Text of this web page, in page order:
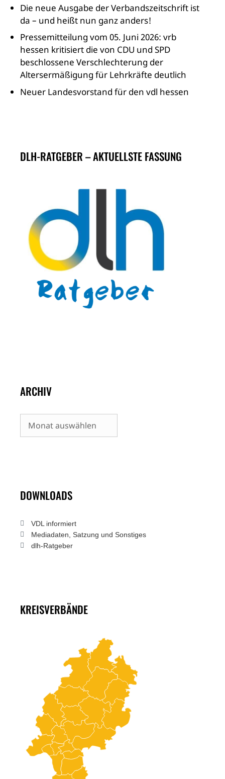
Die neue Ausgabe der Verbandszeitschrift ist
da – und heißt nun ganz anders!
Pressemitteilung vom 05. Juni 2026: vrb
hessen kritisiert die von CDU und SPD
beschlossene Verschlechterung der
Altersermäßigung für Lehrkräfte deutlich
Neuer Landesvorstand für den vdl hessen
DLH-RATGEBER – AKTUELLSTE FASSUNG
ARCHIV
Archiv
DOWNLOADS
VDL informiert
Mediadaten, Satzung und Sonstiges
dlh-Ratgeber
KREISVERBÄNDE